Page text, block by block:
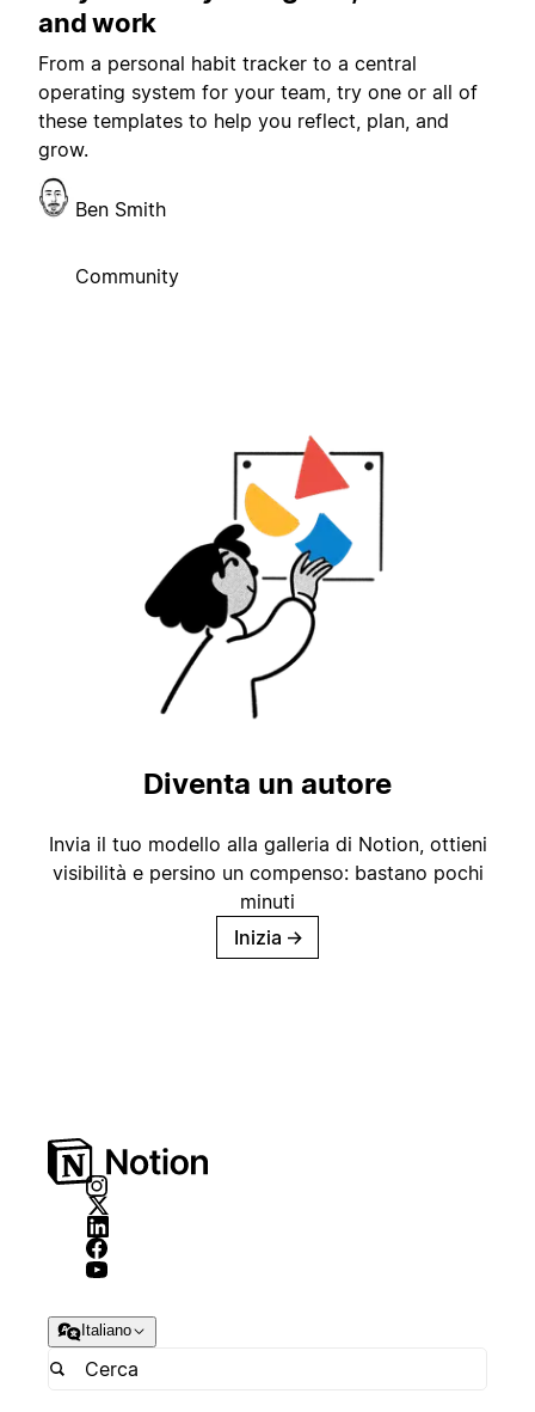
and work
From a personal habit tracker to a central
operating system for your team, try one or all of
these templates to help you reflect, plan, and
grow.
Ben Smith
Community
Diventa un autore
Invia il tuo modello alla galleria di Notion, ottieni
visibilità e persino un compenso: bastano pochi
minuti
Inizia →
Italiano